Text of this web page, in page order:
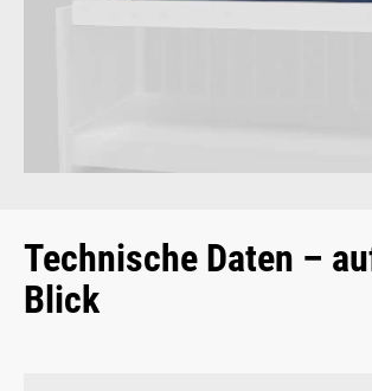
Technische Daten –
Blick